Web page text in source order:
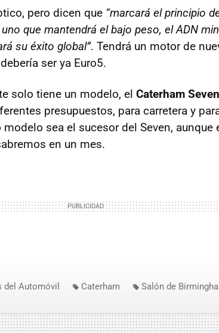
pero dicen que “marcará el principio
que mantendrá el bajo peso, elADN
su éxito global”. Tendrá un motor de
ser ya Euro5.
solo tiene un modelo, el Caterham Seven
presupuestos, para carretera y
sea el sucesor del Seven, aunque
en un mes.
del Automóvil Caterham Salón de